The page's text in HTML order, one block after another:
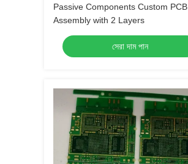
Passive Components Custom PCB
Assembly with 2 Layers
সেরা দাম পান